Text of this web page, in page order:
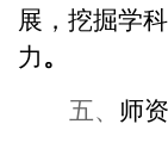
展，挖掘学
力 。
五、 师